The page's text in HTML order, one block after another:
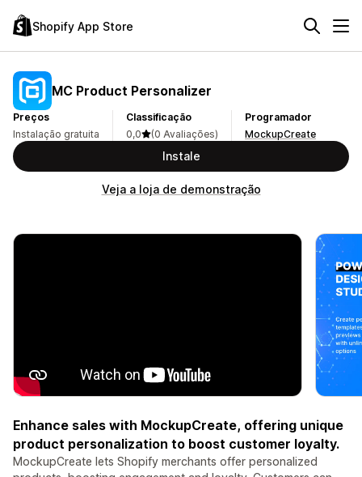
Shopify App Store
MC Product Personalizer
Preços
Instalação gratuita
Classificação
0,0
(0 Avaliações)
Programador
MockupCreate
Instale
Veja a loja de demonstração
Enhance sales with MockupCreate, offering unique
product personalization to boost customer loyalty.
MockupCreate lets Shopify merchants offer personalized